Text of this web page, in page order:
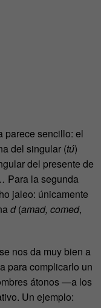
parece sencillo: el
del singular (tú)
del presente de
Para la segunda
jaleo: únicamente
d(amad, comed,
nos da muy bien a
para complicarlo un
átonos —a los
Un ejemplo: